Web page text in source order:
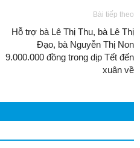
Bài tiếp theo
Hỗ trợ bà Lê Thị Thu, bà Lê Thị
Đạo, bà Nguyễn Thị Non
9.000.000 đồng trong dịp Tết đến
xuân về